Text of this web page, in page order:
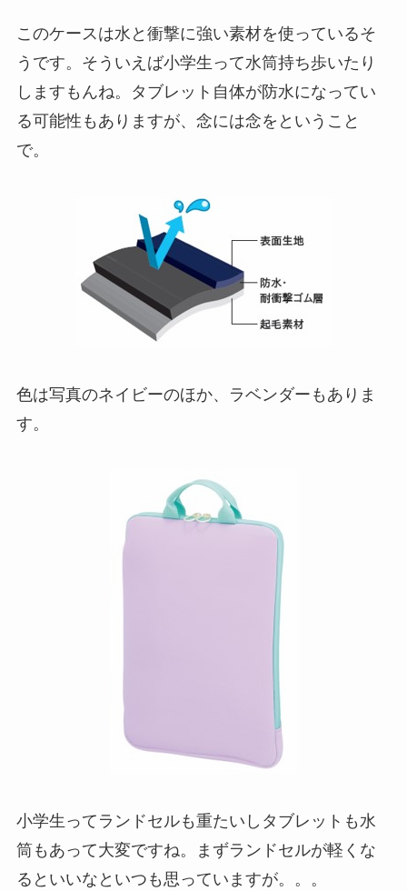
このケースは水と衝撃に強い素材を使っているそ
うです。そういえば小学生って水筒持ち歩いたり
しますもんね。タブレット自体が防水になってい
る可能性もありますが、念には念をということ
で。
色は写真のネイビーのほか、ラベンダーもありま
す。
小学生ってランドセルも重たいしタブレットも水
筒もあって大変ですね。まずランドセルが軽くな
るといいなといつも思っていますが。。。